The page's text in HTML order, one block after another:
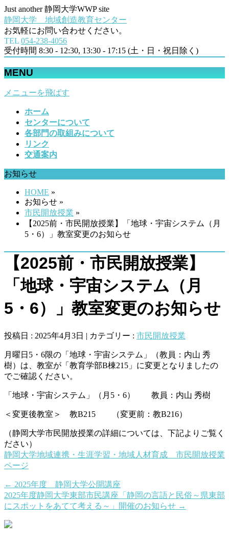
Just another 静岡大学WWP site
静岡大学 地域創造教育センター
お気軽にお問い合わせください。
TEL 054‐238-4056
受付時間 8:30 - 12:30, 13:30 - 17:15 (土・日・祝日除く)
MENU
メニューを飛ばす
ホーム
センターについて
各部門の取組みについて
リンク
交通案内
お知らせ
HOME »
お知らせ »
市民開放授業 »
【2025前・市民開放授業】「地球・宇宙システム（月
5・6）」教室変更のお知らせ
【2025前・市民開放授業】
「地球・宇宙システム（月
5・6）」教室変更のお知らせ
投稿日 : 2025年4月3日 | カテゴリー : 市民開放授業
月曜日5・6限の「地球・宇宙システム」（教員：内山 秀
樹）は、教室が「教育学部B棟215」に変更となりましたの
でご確認ください。
「地球・宇宙システム」（月5・6） 教員：内山 秀樹
＜変更後教室＞ 教B215 （変更前：教B216）
（静岡大学市民開放授業の詳細については、下記よりご覧く
ださい）
静岡大学地域連携・生涯学習・地域人材育成 市民開放授業
ページ
← 2025年度 静岡大学公開講座
2025年度静岡大学東部市民講座「静岡の言語と民俗～県東部
にスポットをあてて考える～」開催のお知らせ →